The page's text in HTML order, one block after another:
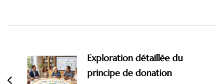
Exploration détaillée du
principe de donation